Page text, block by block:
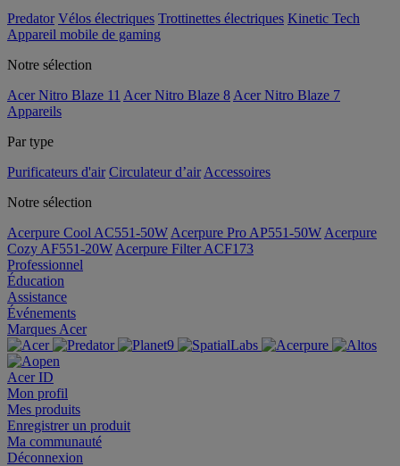
Predator Vélos électriques Trottinettes électriques Kinetic Tech
Appareil mobile de gaming
Notre sélection
Acer Nitro Blaze 11 Acer Nitro Blaze 8 Acer Nitro Blaze 7
Appareils
Par type
Purificateurs d'air Circulateur d’air Accessoires
Notre sélection
Acerpure Cool AC551-50W Acerpure Pro AP551-50W Acerpure
Cozy AF551-20W Acerpure Filter ACF173
Professionnel
Éducation
Assistance
Événements
Marques Acer
Acer ID
Mon profil
Mes produits
Enregistrer un produit
Ma communauté
Déconnexion